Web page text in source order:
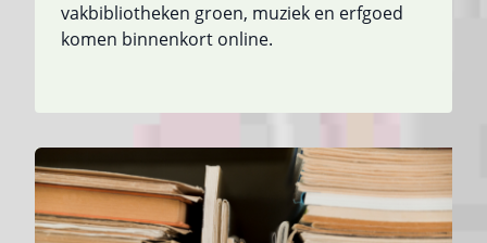
vakbibliotheken groen, muziek en erfgoed
komen binnenkort online.